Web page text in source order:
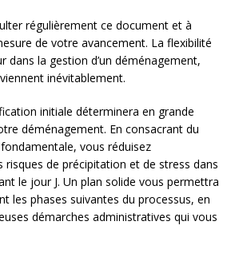
régulièrement ce document et à
de votre avancement. La flexibilité
dans la gestion d’un déménagement,
inévitablement.
initiale déterminera en grande
déménagement. En consacrant du
vous réduisez
risques de précipitation et de stress dans
le jour J. Un plan solide vous permettra
les phases suivantes du processus, en
démarches administratives qui vous